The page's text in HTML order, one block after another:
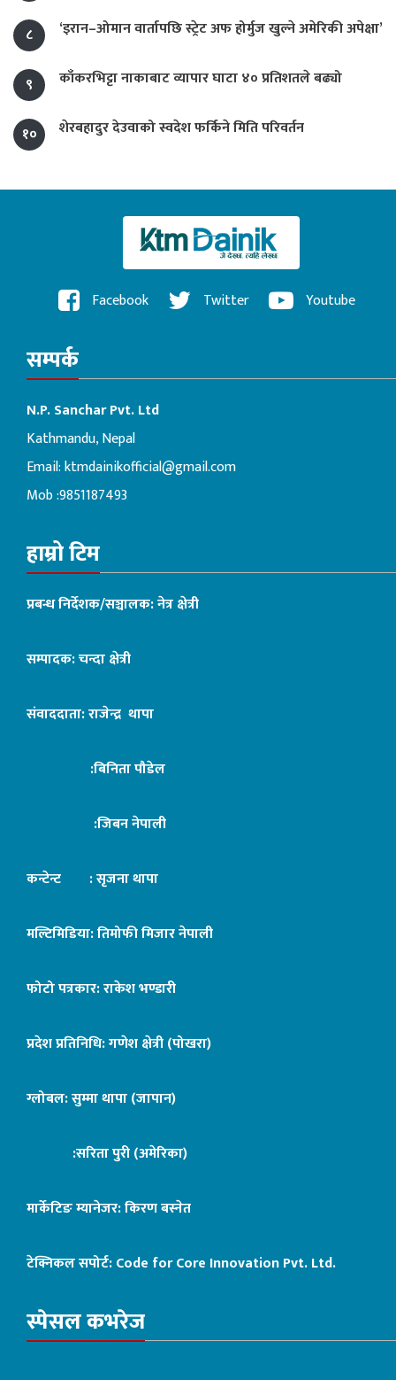
८ ‘इरान–ओमान वार्तापछि स्ट्रेट अफ होर्मुज खुल्ने अमेरिकी अपेक्षा’
९ काँकरभिट्टा नाकाबाट व्यापार घाटा ४० प्रतिशतले बढ्यो
१० शेरबहादुर देउवाको स्वदेश फर्किने मिति परिवर्तन
Facebook Twitter Youtube
सम्पर्क
N.P. Sanchar Pvt. Ltd
Kathmandu, Nepal
Email:ktmdainikofficial@gmail.com
Mob :9851187493
हाम्रो टिम
प्रबन्ध निर्देशक/सञ्चालक: नेत्र क्षेत्री
सम्पादक: चन्दा क्षेत्री
संवाददाता: राजेन्द्र थापा
:बिनिता पौडेल
:जिबन नेपाली
कन्टेन्ट : सृजना थापा
मल्टिमिडिया: तिमोफी मिजार नेपाली
फोटो पत्रकार: राकेश भण्डारी
प्रदेश प्रतिनिधि: गणेश क्षेत्री (पोखरा)
ग्लोबल: सुम्मा थापा (जापान)
:सरिता पुरी (अमेरिका)
मार्केटिङ म्यानेजर: किरण बस्नेत
टेक्निकल सपोर्ट:Code for Core Innovation Pvt. Ltd.
स्पेसल कभरेज